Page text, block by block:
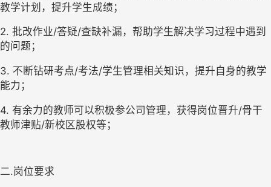
教学计划，提升学生成绩；
2. 批改作业/答疑/查缺补漏，帮助学生解决学习过程中遇到
的问题；
3. 不断钻研考点/考法/学生管理相关知识，提升自身的教学
能力；
4. 有余力的教师可以积极参公司管理，获得岗位晋升/骨干
教师津贴/新校区股权等；
二.岗位要求